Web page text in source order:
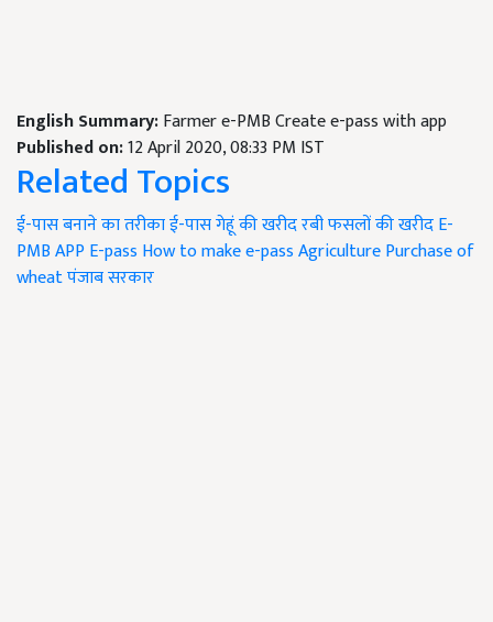
English Summary:Farmer e-PMB Create e-pass with app
Published on:12 April 2020, 08:33 PM IST
Related Topics
ई-पास बनाने का तरीकाई-पासगेहूं की खरीदरबी फसलों की खरीदE-
PMB APPE-pass How to make e-passAgriculturePurchase of
wheatपंजाब सरकार